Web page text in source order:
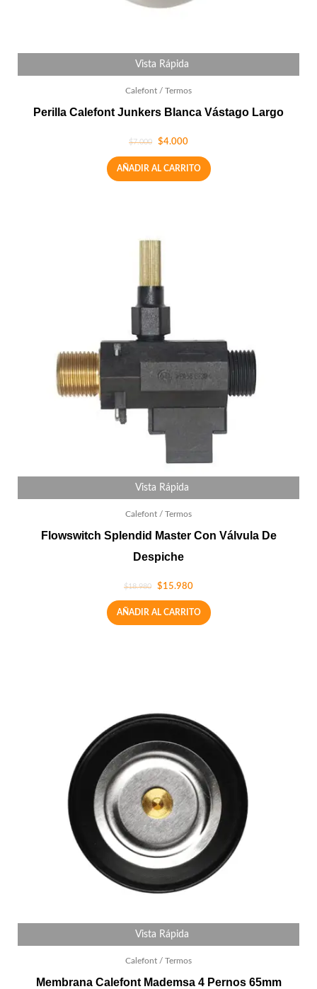
Vista Rápida
Calefont / Termos
Perilla Calefont Junkers Blanca Vástago Largo
$7.000 $4.000
AÑADIR AL CARRITO
Vista Rápida
Calefont / Termos
Flowswitch Splendid Master Con Válvula De
Despiche
$18.980 $15.980
AÑADIR AL CARRITO
Vista Rápida
Calefont / Termos
Membrana Calefont Mademsa 4 Pernos 65mm